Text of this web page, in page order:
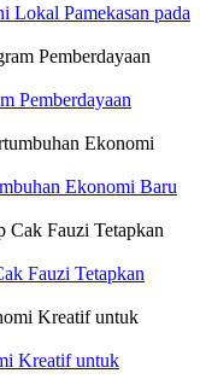
Lokal Pamekasan pada
Pemberdayaan
Ekonomi Baru
Fauzi Tetapkan
Kreatif untuk